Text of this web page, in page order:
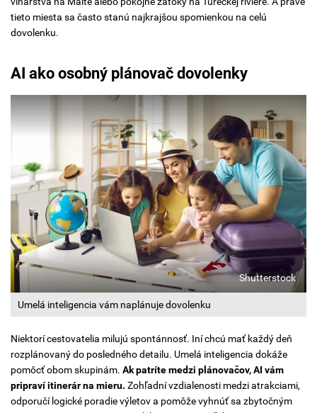
tieto miesta sa často stanú najkrajšou spomienkou na celú
dovolenku.
AI ako osobný plánovač dovolenky
Umelá inteligencia vám naplánuje dovolenku
Shutterstock
Niektorí cestovatelia milujú spontánnosť. Iní chcú mať každý deň
rozplánovaný do posledného detailu. Umelá inteligencia dokáže
pomôcť obom skupinám. Ak patríte medzi plánovačov, AI vám
pripraví itinerár na mieru. Zohľadní vzdialenosti medzi atrakciami,
odporučí logické poradie výletov a pomôže vyhnúť sa zbytočným